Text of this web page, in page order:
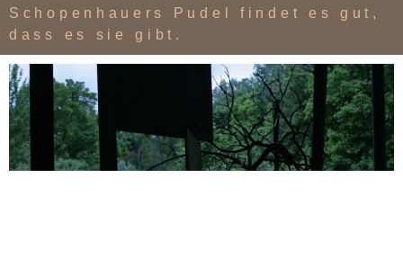
Schopenhauers Pudel findet es gut,
dass es sie gibt.